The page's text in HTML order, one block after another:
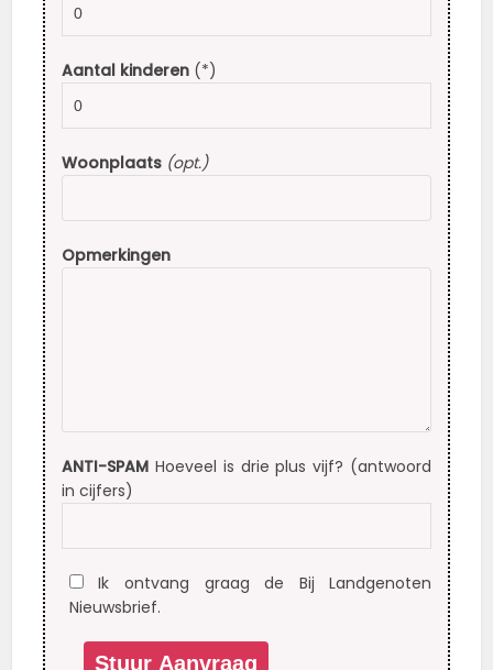
Aantal kinderen(*)
Woonplaats (opt.)
Opmerkingen
ANTI-SPAMHoeveel is drie plus vijf? (antwoord
in cijfers)
Ik ontvang graag de Bij Landgenoten
Nieuwsbrief.